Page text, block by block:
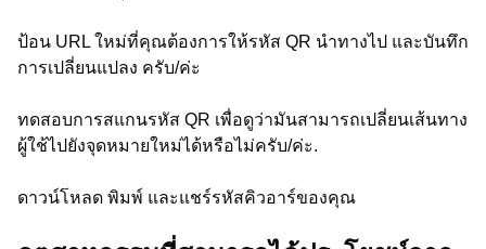
ป้อน URL ใหม่ที่คุณต้องการให้รหัส QR นำทางไป และบันทึก
การเปลี่ยนแปลง ครับ/ค่ะ
ทดสอบการสแกนรหัส QR เพื่อดูว่ามันสามารถเปลี่ยนเส้นทาง
ผู้ใช้ไปยังจุดหมายใหม่ได้หรือไม่ครับ/ค่ะ.
ดาวน์โหลด พิมพ์ และแชร์รหัสคิวอาร์ของคุณ